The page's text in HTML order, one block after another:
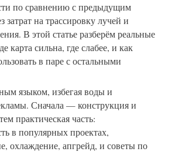
по сравнению с предыдущим
затрат на трассировку лучей и
В этой статье разберём реальные
карта сильна, где слабее, и как
в паре с остальными
языком, избегая воды и
Сначала — конструкция и
практическая часть:
в популярных проектах,
охлаждение, апгрейд, и советы по